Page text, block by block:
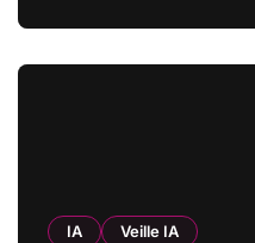
IA Veille IA